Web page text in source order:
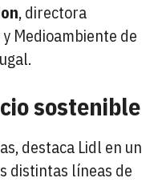
, directora
Medioambiente de
sostenible
destaca Lidl en un
distintas líneas de